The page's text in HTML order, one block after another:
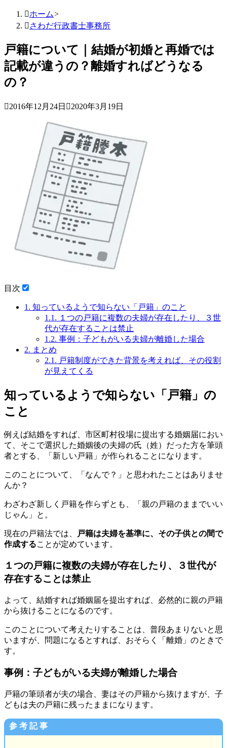
ホーム>
 さわだ行政書士事務所
戸籍について｜結婚が初婚と再婚では
記載が違うの？離婚すればどうなる
の？
2016年12月24日 2020年3月19日
目次
1. 知っているようで知らない「戸籍」のこと
1.1. １つの戸籍に複数の夫婦が存在したり、３世
代が存在することは禁止
1.2. 事例：子どもがいる夫婦が離婚した場合
2. まとめ
2.1. 戸籍制度ができた背景を考えれば、その役割
が見えてくる
知っているようで知らない「戸籍」の
こと
例えば結婚をすれば、市区町村役場に提出する婚姻届におい
て、そこで選択した婚姻後の夫婦の氏（姓）だった方を筆頭
者とする、「新しい戸籍」が作られることになります。
このことについて、「なんで？」と思われたことはありませ
んか？
わざわざ新しく戸籍を作らずとも、「親の戸籍のままでいい
じゃん」と。
現在の戸籍法では、
戸籍は夫婦を基準に、その子供との間で
作成することが定めています。
１つの戸籍に複数の夫婦が存在したり、３世代が
存在することは禁止
よって、結婚すれば婚姻届を提出すれば、必然的に親の戸籍
から抜けることになるのです。
このことについて考えたりすることは、普段あまりないと思
いますが、問題になるとすれば、おそらく「離婚」のときで
す。
事例：子どもがいる夫婦が離婚した場合
戸籍の筆頭者が夫の場合、妻はその戸籍から抜けますが、子
どもは夫の戸籍に残ったままになります。
参 考 記 事